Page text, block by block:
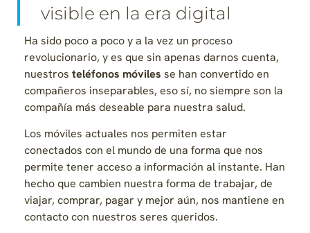
visible en la era digital
Ha sido poco a poco y a la vez un proceso
revolucionario, y es que sin apenas darnos cuenta,
nuestros teléfonos móviles se han convertido en
compañeros inseparables, eso sí, no siempre son la
compañía más deseable para nuestra salud.
Los móviles actuales nos permiten estar
conectados con el mundo de una forma que nos
permite tener acceso a información al instante. Han
hecho que cambien nuestra forma de trabajar, de
viajar, comprar, pagar y mejor aún, nos mantiene en
contacto con nuestros seres queridos.